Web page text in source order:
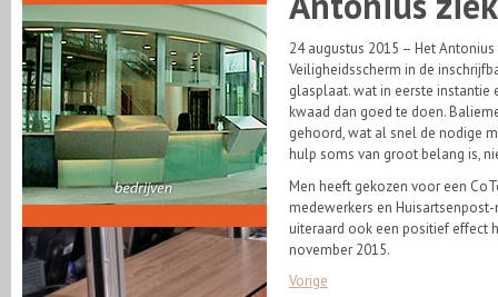
24 augustus 2015 – Het
Veiligheidsscherm in de
glasplaat. wat in eerste
kwaad dan goed te doen.
gehoord, wat al snel de nodige
hulp soms van groot belang is,
Men heeft gekozen voor een
medewerkers en
uiteraard ook een positief effect
november 2015.
Vorige